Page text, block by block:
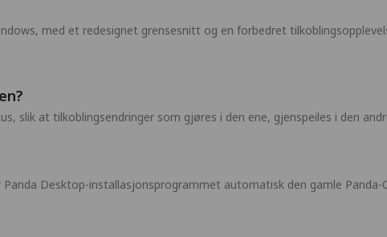
med et redesignet grensesnitt og en forbedret
slik at tilkoblingsendringer som gjøres i den ene, gjenspeiles i den
Desktop-installasjonsprogrammet automatisk den gamle Panda-